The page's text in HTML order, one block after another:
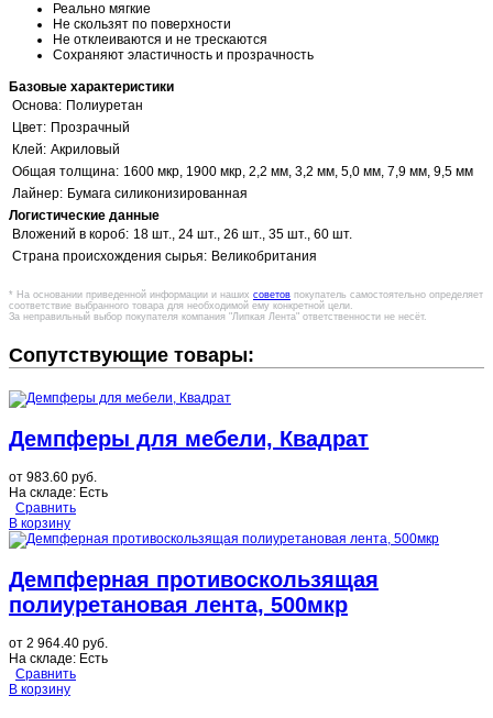
Реально мягкие
Не скользят по поверхности
Не отклеиваются и не трескаются
Сохраняют эластичность и прозрачность
Базовые характеристики
Основа: Полиуретан
Цвет: Прозрачный
Клей: Акриловый
Общая толщина: 1600 мкр, 1900 мкр, 2,2 мм, 3,2 мм, 5,0 мм, 7,9 мм, 9,5 мм
Лайнер: Бумага силиконизированная
Логистические данные
Вложений в короб: 18 шт., 24 шт., 26 шт., 35 шт., 60 шт.
Страна происхождения сырья: Великобритания
* На основании приведенной информации и наших советов покупатель самостоятельно определяет
соответствие выбранного товара для необходимой ему конкретной цели.
За неправильный выбор покупателя компания "Липкая Лента" ответственности не несёт.
Сопутствующие товары:
Демпферы для мебели, Квадрат
от 983.60 руб.
На складе: Есть
Сравнить
В корзину
Демпферная противоскользящая
полиуретановая лента, 500мкр
от 2 964.40 руб.
На складе: Есть
Сравнить
В корзину